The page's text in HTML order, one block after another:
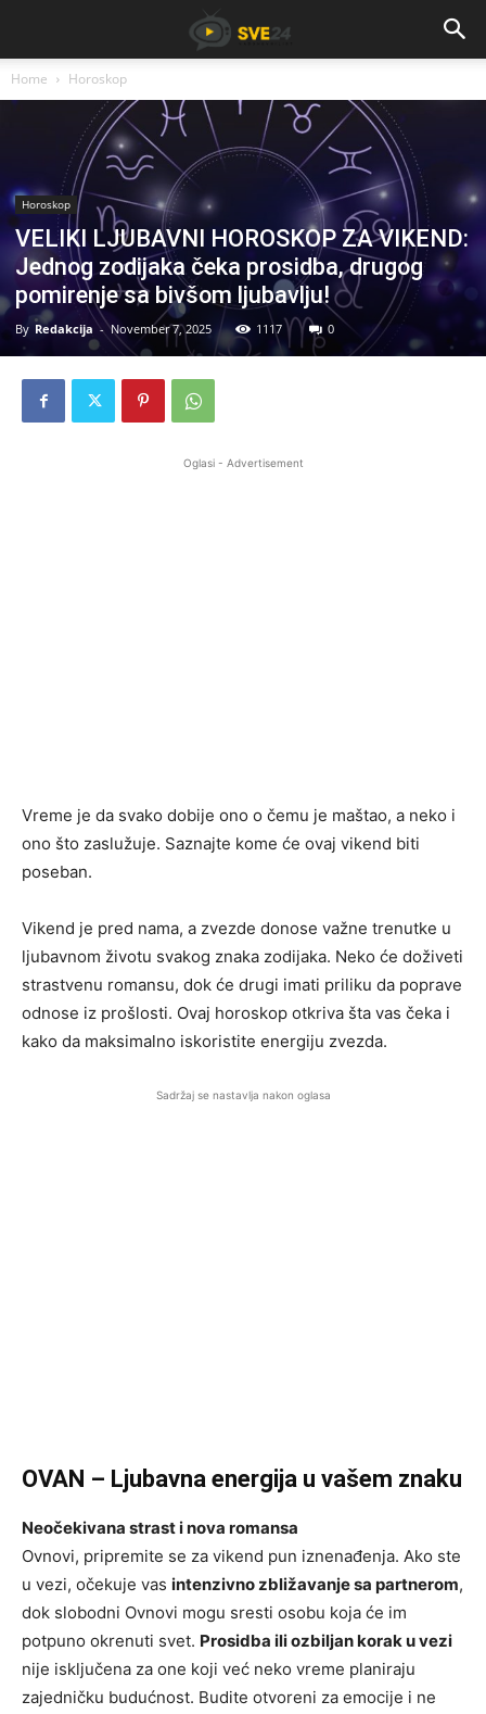
Home Horoskop
Horoskop
VELIKI LJUBAVNI HOROSKOP ZA VIKEND:
Jednog zodijaka čeka prosidba, drugog
pomirenje sa bivšom ljubavlju!
By Redakcija - November 7, 2025 1117 0
Oglasi - Advertisement
Vreme je da svako dobije ono o čemu je maštao, a neko i
ono što zaslužuje. Saznajte kome će ovaj vikend biti
poseban.
Vikend je pred nama, a zvezde donose važne trenutke u
ljubavnom životu svakog znaka zodijaka. Neko će doživeti
strastvenu romansu, dok će drugi imati priliku da poprave
odnose iz prošlosti. Ovaj horoskop otkriva šta vas čeka i
kako da maksimalno iskoristite energiju zvezda.
Sadržaj se nastavlja nakon oglasa
OVAN – Ljubavna energija u vašem znaku
Neočekivana strast i nova romansa
Ovnovi, pripremite se za vikend pun iznenađenja. Ako ste
u vezi, očekuje vas intenzivno zbližavanje sa partnerom,
dok slobodni Ovnovi mogu sresti osobu koja će im
potpuno okrenuti svet. Prosidba ili ozbiljan korak u vezi
nije isključena za one koji već neko vreme planiraju
zajedničku budućnost. Budite otvoreni za emocije i ne